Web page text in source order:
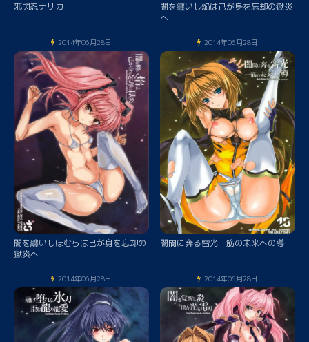
邪閃忍ナリカ
闇を纒いし焔は己が身を忘却の獄炎
へ
2014年06月28日
闇を纒いしほむらは己が身を忘却の
獄炎へ
2014年06月28日
闇間に奔る雷光一筋の未来への導
2014年06月28日 2014年06月28日